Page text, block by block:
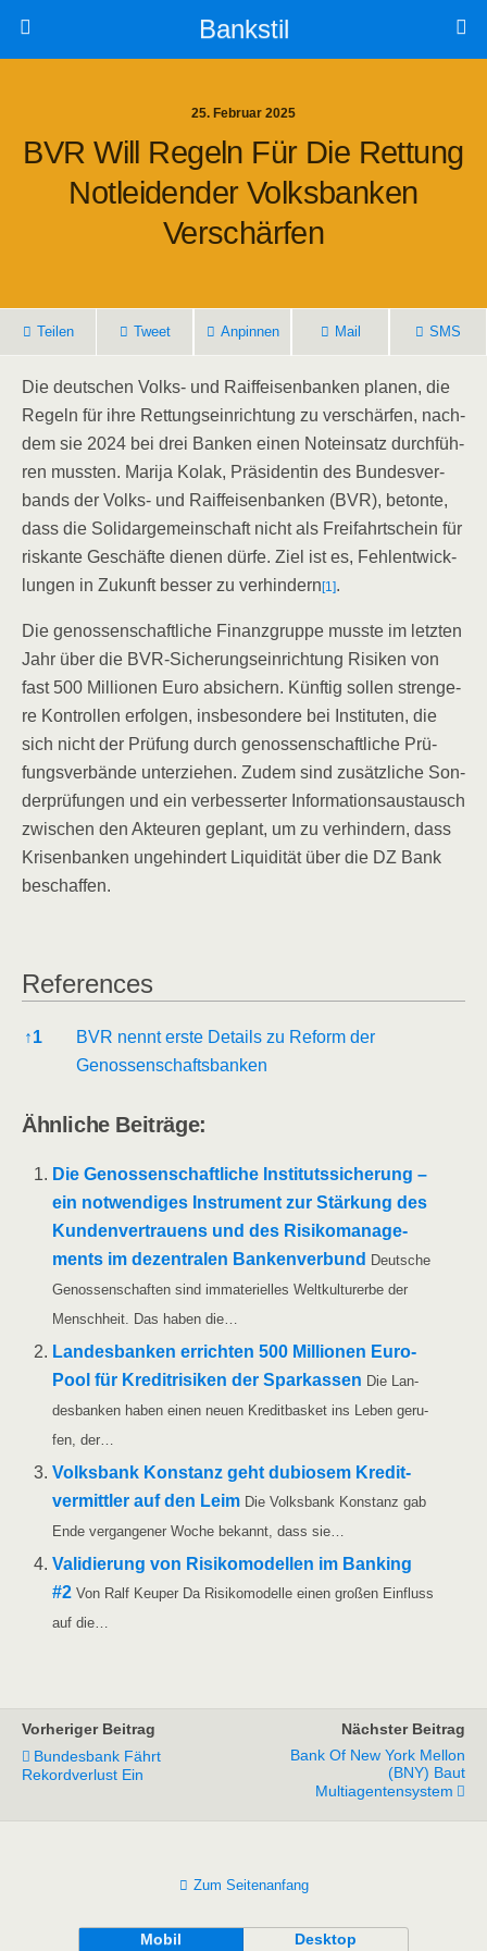
Bankstil
25. Februar 2025
BVR Will Regeln Für Die Ret­tung
Not­lei­den­der Volks­ban­ken
Verschärfen
Tei­len Tweet Anpin­nen Mail SMS
Die deut­schen Volks- und Raiff­ei­sen­ban­ken pla­nen, die
Regeln für ihre Ret­tungs­ein­rich­tung zu ver­schär­fen, nach­
dem sie 2024 bei drei Ban­ken einen Not­ein­satz durch­füh­
ren muss­ten. Mari­ja Kolak, Prä­si­den­tin des Bun­des­ver­
bands der Volks- und Raiff­ei­sen­ban­ken (BVR), beton­te,
dass die Soli­dar­ge­mein­schaft nicht als Frei­fahrt­schein für
ris­kan­te Geschäf­te die­nen dür­fe. Ziel ist es, Fehl­ent­wick­
lun­gen in Zukunft bes­ser zu ver­hin­dern [1].
Die genos­sen­schaft­li­che Finanz­grup­pe muss­te im letz­ten
Jahr über die BVR-Siche­rungs­ein­rich­tung Risi­ken von
fast 500 Mil­lio­nen Euro absi­chern. Künf­tig sol­len stren­ge­
re Kon­trol­len erfol­gen, ins­be­son­de­re bei Insti­tu­ten, die
sich nicht der Prü­fung durch genos­sen­schaft­li­che Prü­
fungs­ver­bän­de unter­zie­hen. Zudem sind zusätz­li­che Son­
der­prü­fun­gen und ein ver­bes­ser­ter Infor­ma­ti­ons­aus­tausch
zwi­schen den Akteu­ren geplant, um zu ver­hin­dern, dass
Kri­sen­ban­ken unge­hin­dert Liqui­di­tät über die DZ Bank
beschaffen.
Refe­ren­ces
Refe­ren­ces
↑1
BVR nennt ers­te Details zu Reform der
Genossenschaftsbanken
Ähn­li­che Beiträge:
Die Genos­sen­schaft­li­che Insti­tuts­si­che­rung –
ein not­wen­di­ges Instru­ment zur Stär­kung des
Kun­den­ver­trau­ens und des Risi­ko­ma­nage­
ments im dezen­tra­len Ban­ken­ver­bund Deut­sche
Genos­sen­schaf­ten sind imma­te­ri­el­les Welt­kul­tur­er­be der
Mensch­heit. Das haben die…
Lan­des­ban­ken errich­ten 500 Mil­lio­nen Euro-
Pool für Kre­dit­ri­si­ken der Spar­kas­sen Die Lan­
des­ban­ken haben einen neu­en Kre­dit­bas­ket ins Leben geru­
fen, der…
Volks­bank Kon­stanz geht dubio­sem Kre­dit­
ver­mitt­ler auf den Leim Die Volks­bank Kon­stanz gab
Ende ver­gan­ge­ner Woche bekannt, dass sie…
Vali­die­rung von Risi­ko­mo­del­len im Ban­king
#2 Von Ralf Keu­per Da Risi­ko­mo­del­le einen gro­ßen Ein­fluss
auf die…
Vorheriger Beitrag
Bundesbank Fährt
Rekordverlust Ein
Nächster Beitrag
Bank Of New York Mellon
(BNY) Baut
Multiagentensystem
Zum Seitenanfang
Mobil Desktop